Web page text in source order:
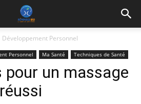
Développement Personnel
Personnel Ma Santé Techniques de Santé
pour un massage